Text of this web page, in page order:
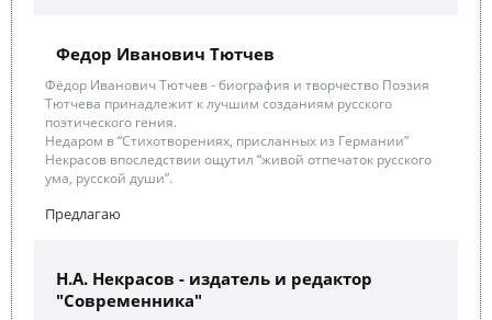
Федор Иванович Тютчев
Фёдор Иванович Тютчев - биография и творчество Поэзия
Тютчева принадлежит к лучшим созданиям русского
поэтического гения.
Недаром в “Стихотворениях, присланных из Германии”
Некрасов впоследствии ощутил “живой отпечаток русского
ума, русской души”.
Предлагаю
Н.А. Некрасов - издатель и редактор
"Современника"